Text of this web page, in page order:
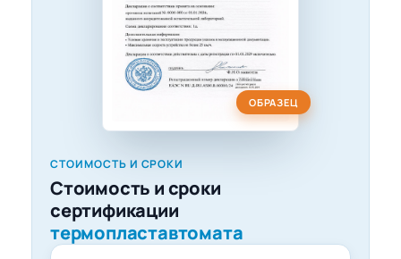
СТОИМОСТЬ И СРОКИ
Стоимость и сроки
сертификации
термопластавтомата
ОБРАЗЕЦ